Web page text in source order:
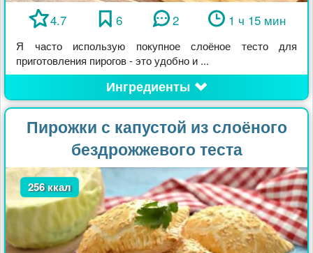
4.7 6 2 1 ч 15 мин
Я часто использую покупное слоёное тесто для
приготовления пирогов - это удобно и ...
Ингредиенты
Пирожки с капустой из слоёного
бездрожжевого теста
256 ккал